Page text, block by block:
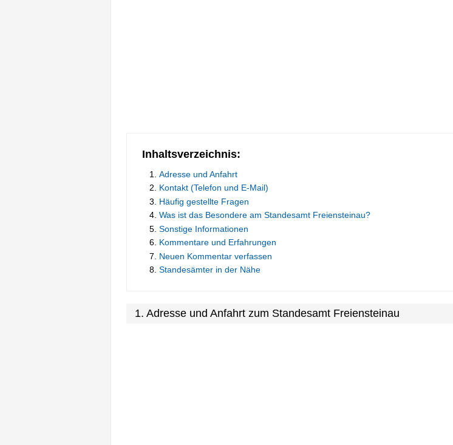
Inhaltsverzeichnis:
Adresse und Anfahrt
Kontakt (Telefon und E-Mail)
Häufig gestellte Fragen
Was ist das Besondere am Standesamt Freiensteinau?
Sonstige Informationen
Kommentare und Erfahrungen
Neuen Kommentar verfassen
Standesämter in der Nähe
1. Adresse und Anfahrt zum Standesamt Freiensteinau